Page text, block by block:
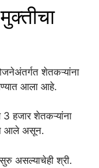
शेतकऱ्यांना
आला आहे.
हजार शेतकऱ्यांना
आले असून.
सुरु असल्याचेही श्री.